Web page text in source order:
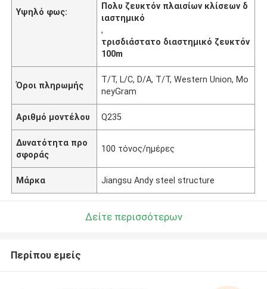
Υψηλό φως:
Πολυ ζευκτόν πλαισίων κλίσεων δ
ιαστημικό
,
τρισδιάστατο διαστημικό ζευκτόν
100m
Όροι πληρωμής
T/T, L/C, D/A, T/T, Western Union, Mo
neyGram
Αριθμό μοντέλου Q235
Δυνατότητα προ
σφοράς
100 τόνος/ημέρες
Μάρκα Jiangsu Andy steel structure
Δείτε περισσότερων
Περίπου εμείς